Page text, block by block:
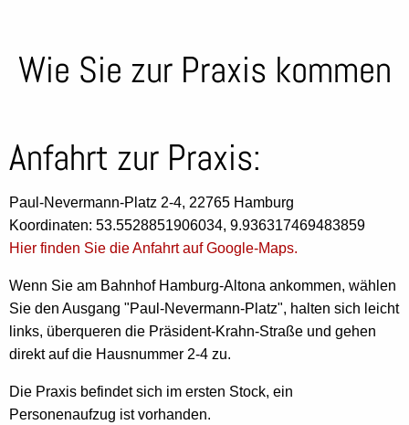
Wie Sie zur Praxis kommen
Anfahrt zur Praxis:
Paul-Nevermann-Platz 2-4, 22765 Hamburg
Koordinaten: 53.5528851906034, 9.936317469483859
Hier finden Sie die Anfahrt auf Google-Maps.
Wenn Sie am Bahnhof Hamburg-Altona ankommen, wählen
Sie den Ausgang "Paul-Nevermann-Platz", halten sich leicht
links, überqueren die Präsident-Krahn-Straße und gehen
direkt auf die Hausnummer 2-4 zu.
Die Praxis befindet sich im ersten Stock, ein
Personenaufzug ist vorhanden.